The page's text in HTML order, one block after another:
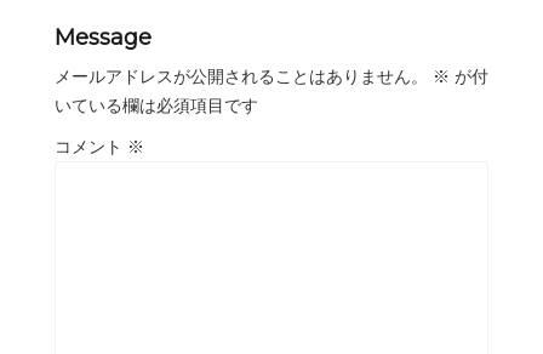
Message
メールアドレスが公開されることはありません。 ※ が付
いている欄は必須項目です
コメント ※